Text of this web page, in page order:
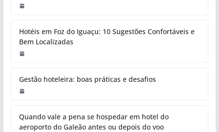
Hotéis em Foz do Iguaçu: 10 Sugestões Confortáveis e
Bem Localizadas
Gestão hoteleira: boas práticas e desafios
Quando vale a pena se hospedar em hotel do
aeroporto do Galeão antes ou depois do voo